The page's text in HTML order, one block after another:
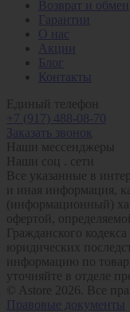
Возврат и обмен
Гарантии
О нас
Акции
Блог
Контакты
Единый телефон
+7 (917) 488-08-70
Заказать звонок
Наши мессенджеры
Наши соц . сети
Все указанные в
и иная информация,
(информационный)
офертой,
Гражданского
юридических
информацию по
уточняйте в отделе
© Astore 2026. Все
Правовые документы